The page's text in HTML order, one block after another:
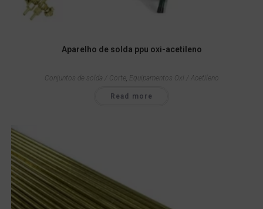
Aparelho de solda ppu oxi-acetileno
Conjuntos de solda / Corte, Equipamentos Oxi / Acetileno
Read more